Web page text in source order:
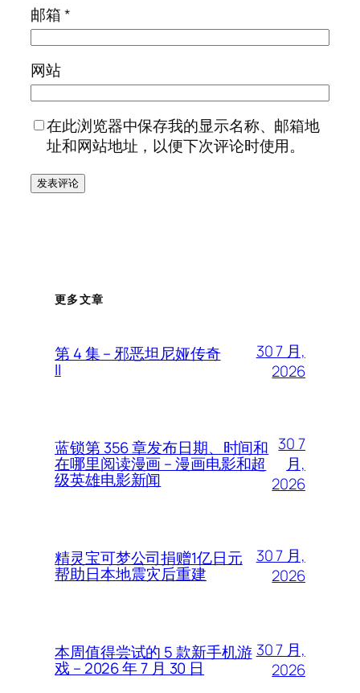
邮箱*
网站
在此浏览器中保存我的显示名称、邮箱地
址和网站地址，以便下次评论时使用。
更多文章
第 4 集 – 邪恶坦尼娅传奇
II
30 7 月,
2026
蓝锁第 356 章发布日期、时间和
在哪里阅读漫画 – 漫画电影和超
级英雄电影新闻
30 7
月,
2026
精灵宝可梦公司捐赠1亿日元
帮助日本地震灾后重建
30 7 月,
2026
本周值得尝试的 5 款新手机游
戏 – 2026 年 7 月 30 日
30 7 月,
2026